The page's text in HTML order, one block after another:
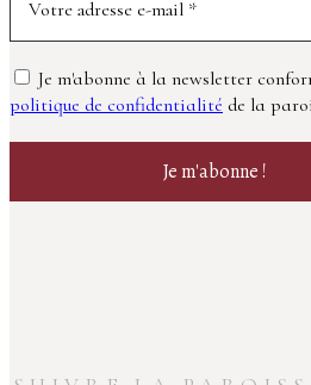
Je m'abonne à la newsletter
politique de confidentialité de la